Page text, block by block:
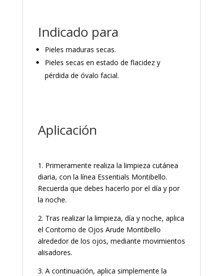
Indicado para
Pieles maduras secas.
Pieles secas en estado de flacidez y
pérdida de óvalo facial.
Aplicación
1. Primeramente realiza la limpieza cutánea
diaria, con la línea Essentials Montibello.
Recuerda que debes hacerlo por el día y por
la noche.
2. Tras realizar la limpieza, día y noche, aplica
el Contorno de Ojos Arude Montibello
alrededor de los ojos, mediante movimientos
alisadores.
3. A continuación, aplica simplemente la